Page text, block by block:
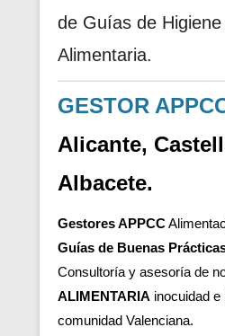
de Guías de
Alimentaria.
GESTOR
Alicante,
Albacete.
Gestores APPCC
Guías de Buenas
Consultoría y asesoría de
ALIMENTARIA inocuidad e
comunidad Valenciana.